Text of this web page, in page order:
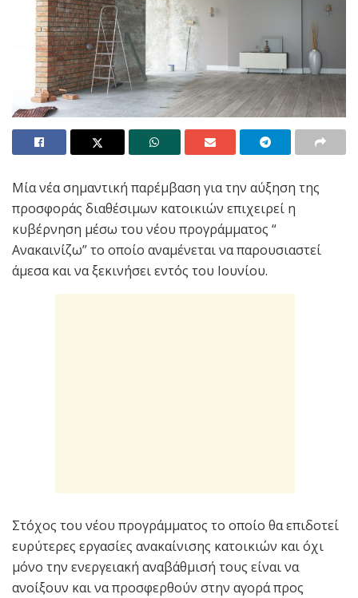
Μία νέα σημαντική παρέμβαση για την αύξηση της
προσφοράς διαθέσιμων κατοικιών επιχειρεί η
κυβέρνηση μέσω του νέου προγράμματος “
Ανακαινίζω” το οποίο αναμένεται να παρουσιαστεί
άμεσα και να ξεκινήσει εντός του Ιουνίου.
Στόχος του νέου προγράμματος το οποίο θα επιδοτεί
ευρύτερες εργασίες ανακαίνισης κατοικιών και όχι
μόνο την ενεργειακή αναβάθμισή τους είναι να
ανοίξουν και να προσφερθούν στην αγορά προς